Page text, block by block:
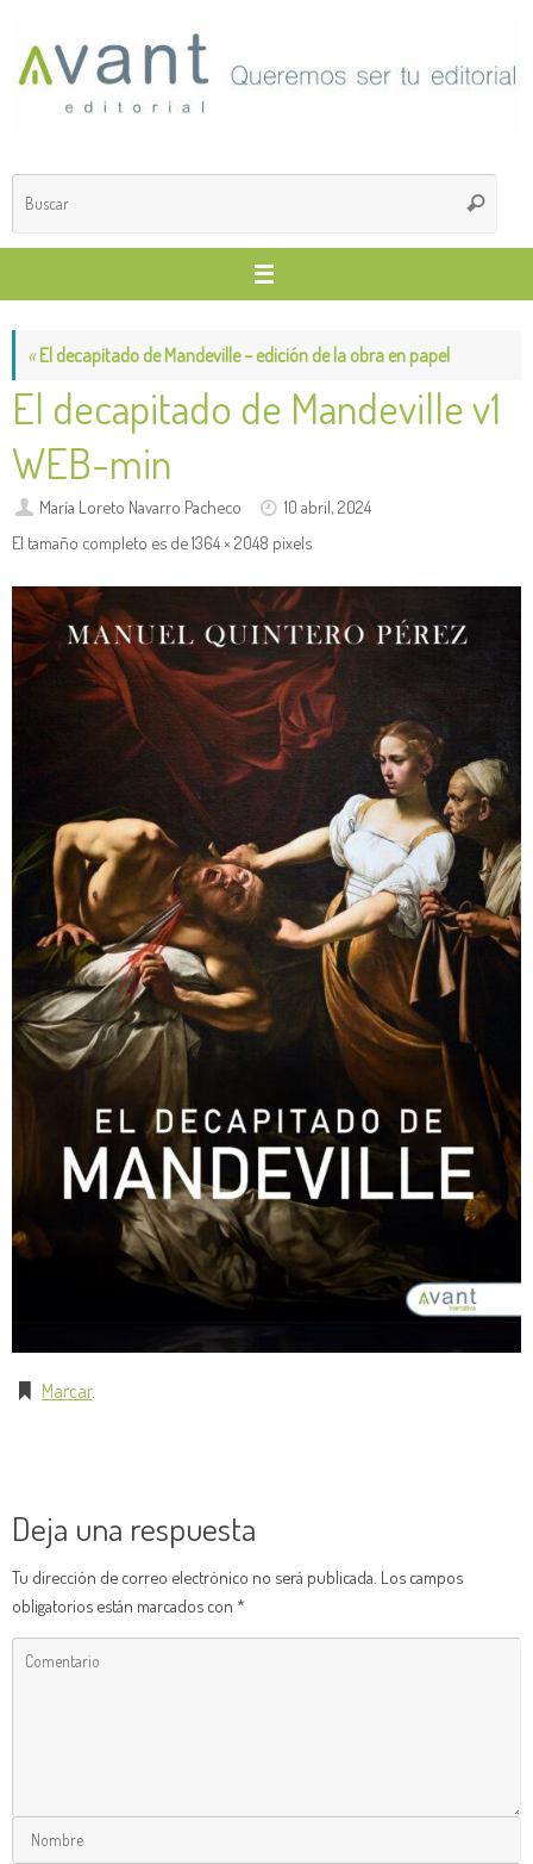
contenido
Buscar
«El decapitado de Mandeville – edición de la obra en papel
El decapitado de Mandeville v1
WEB-min
María Loreto Navarro Pacheco
10 abril, 2024
El tamaño completo es de1364 × 2048 pixels
Marcar.
Deja una respuesta
Tu dirección de correo electrónico no será publicada. Los campos
obligatorios están marcados con *